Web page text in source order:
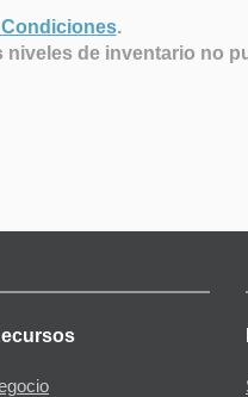
.
de inventario no